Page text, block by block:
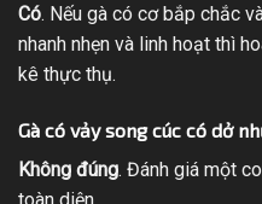
Có. Nếu gà có cơ bắp chắc
nhanh nhẹn và linh hoạt thì
kê thực thụ.
Gà có vảy song cúc có dở
Không đúng. Đánh giá một